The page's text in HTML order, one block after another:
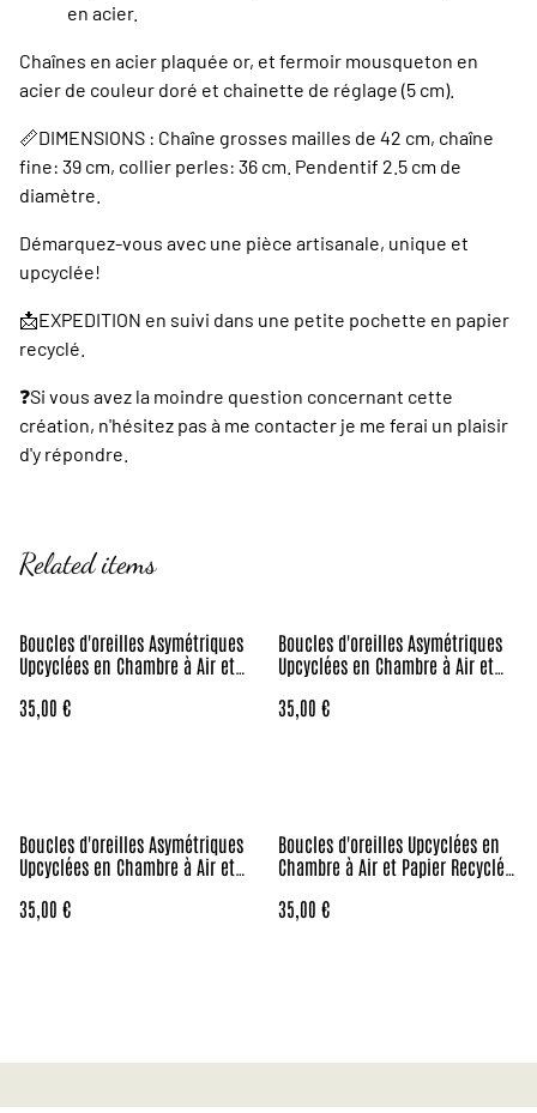
en acier.
Chaînes en acier plaquée or, et fermoir mousqueton en
acier de couleur doré et chainette de réglage (5 cm).
📏DIMENSIONS : Chaîne grosses mailles de 42 cm, chaîne
fine: 39 cm, collier perles: 36 cm. Pendentif 2.5 cm de
diamètre.
Démarquez-vous avec une pièce artisanale, unique et
upcyclée!
📩EXPEDITION en suivi dans une petite pochette en papier
recyclé.
❓️Si vous avez la moindre question concernant cette
création, n'hésitez pas à me contacter je me ferai un plaisir
d'y répondre.
Related items
Boucles d'oreilles Asymétriques
Upcyclées en Chambre à Air et
35,00 €
Boucles d'oreilles Asymétriques
Upcyclées en Chambre à Air et
35,00 €
Boucles d'oreilles Asymétriques
Upcyclées en Chambre à Air et
35,00 €
Boucles d'oreilles Upcyclées en
Chambre à Air et Papier Recyclés
35,00 €